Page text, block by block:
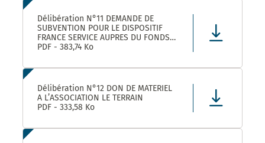
Délibération N°11 DEMANDE DE
SUBVENTION POUR LE DISPOSITIF
FRANCE SERVICE AUPRES DU FONDS
NATIONAL D’AMENAGEMENT ET DE
DU FONDS NATIONAL FRANCE
PDF - 383,74 Ko
Délibération N°12 DON DE MATERIEL
A L’ASSOCIATION LE TERRAIN
PDF - 333,58 Ko